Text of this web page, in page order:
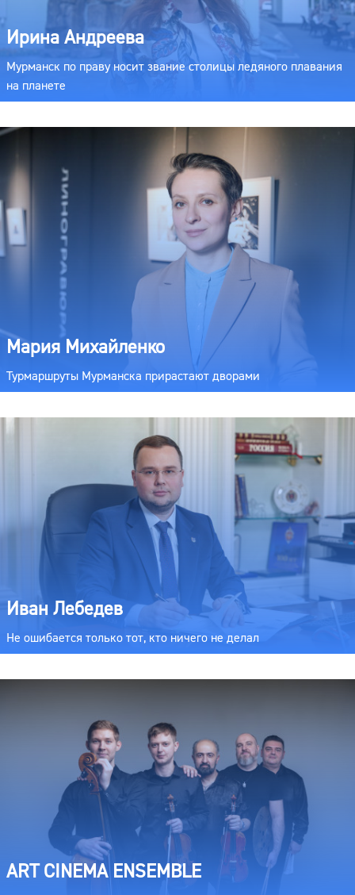
Ирина Андреева
Мурманск по праву носит звание столицы ледяного плавания
на планете
Мария Михайленко
Турмаршруты Мурманска прирастают дворами
Иван Лебедев
Не ошибается только тот, кто ничего не делал
ART CINEMA ENSEMBLE